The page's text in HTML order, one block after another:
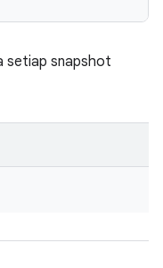
setiap snapshot